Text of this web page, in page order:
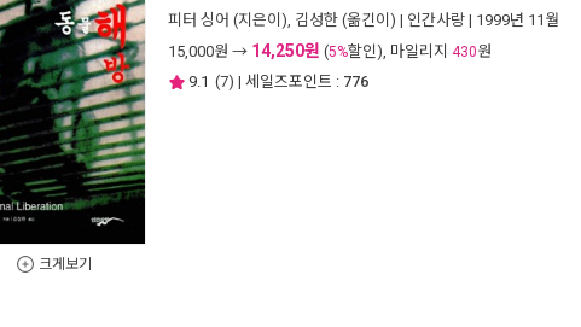
크게보기
피터 싱어 (지은이), 김성한 (옮긴이) | 인간사랑 | 1999년 11월
15,000원 → 14,250원 (5%할인), 마일리지 430원
9.1 (7) | 세일즈포인트 : 776